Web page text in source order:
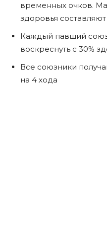
временных очков.
здоровья
Каждый павший
воскреснуть с 30%
Все союзники
на 4 хода